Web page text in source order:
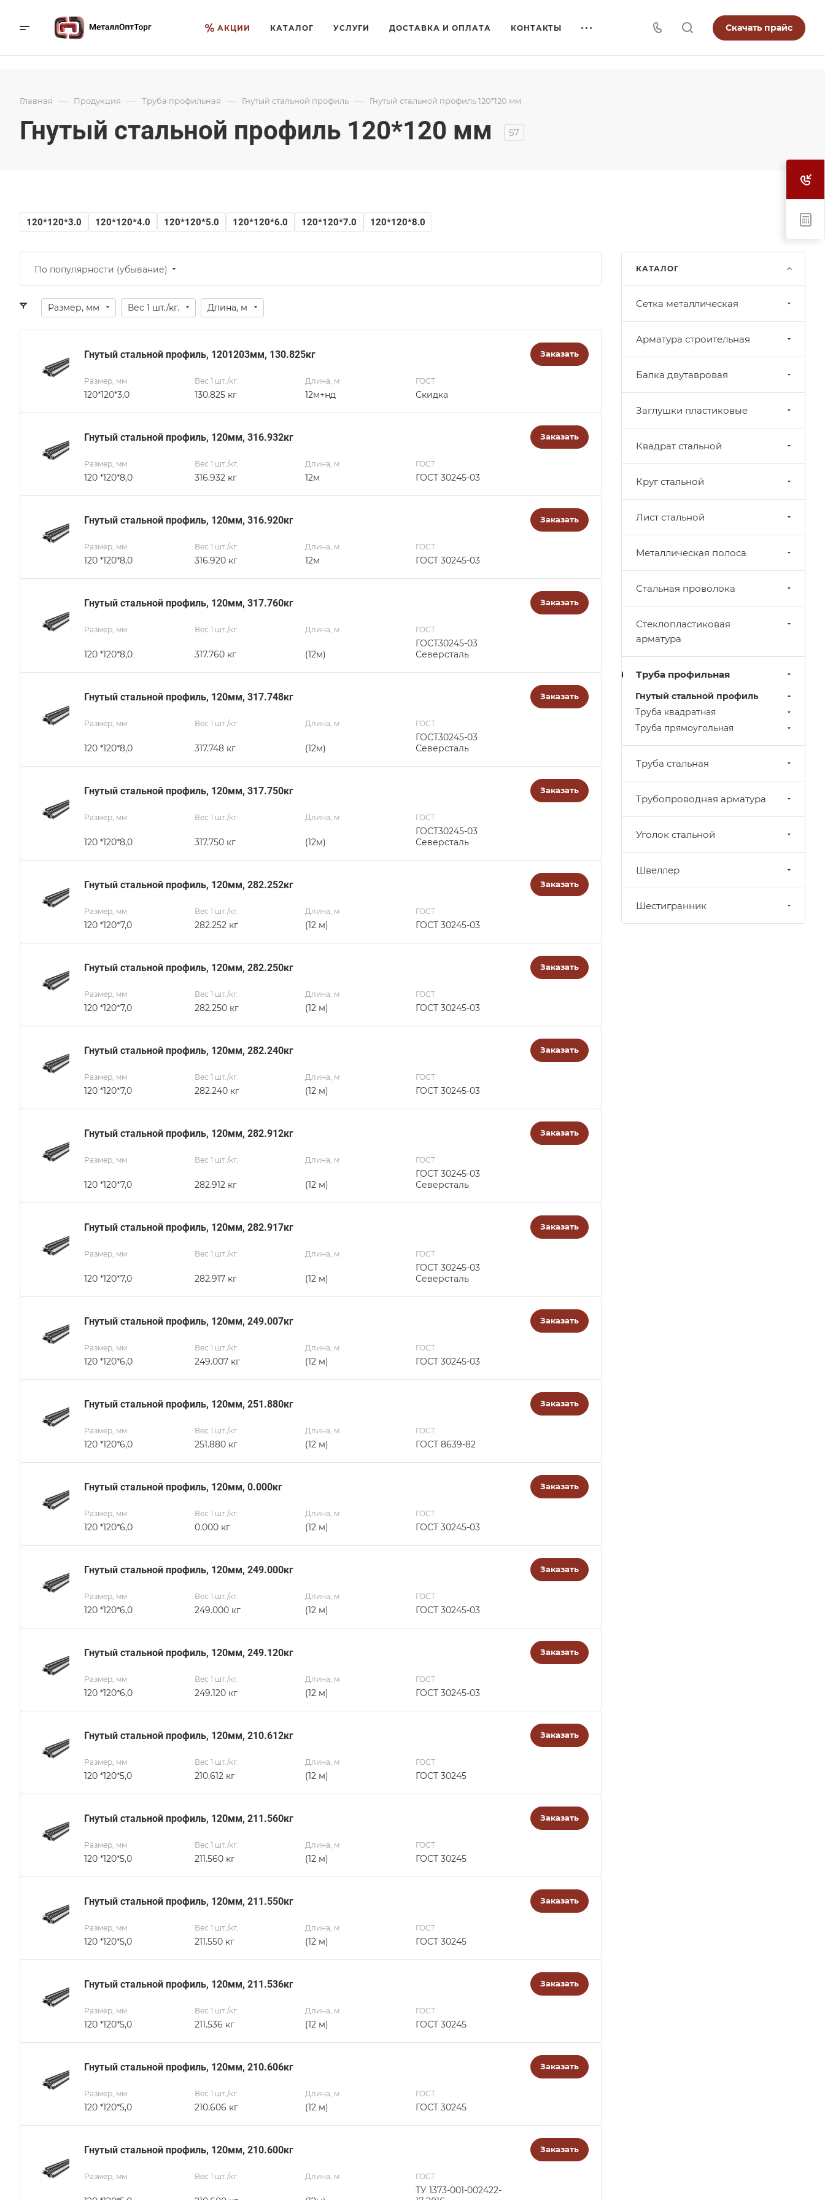
АКЦИИ КАТАЛОГ УСЛУГИ ДОСТАВКА И ОПЛАТА КОНТАКТЫ Скачать прайс
Главная — Продукция — Труба профильная — Гнутый стальной профиль — Гнутый стальной профиль 120*120 мм
Гнутый стальной профиль 120*120 мм 57
120*120*3.0 120*120*4.0 120*120*5.0 120*120*6.0 120*120*7.0 120*120*8.0
По популярности (убывание)
Размер, мм Вес 1 шт./кг. Длина, м
Гнутый стальной профиль, 1201203мм, 130.825кг Заказать
Размер, мм
120*120*3,0
Вес 1 шт./кг.
130.825 кг
Длина, м
12м+нд
ГОСТ
Скидка
Гнутый стальной профиль, 120мм, 316.932кг Заказать
Размер, мм
120 *120*8,0
Вес 1 шт./кг.
316.932 кг
Длина, м
12м
ГОСТ
ГОСТ 30245-03
Гнутый стальной профиль, 120мм, 316.920кг Заказать
Размер, мм
120 *120*8,0
Вес 1 шт./кг.
316.920 кг
Длина, м
12м
ГОСТ
ГОСТ 30245-03
Гнутый стальной профиль, 120мм, 317.760кг Заказать
Размер, мм
120 *120*8,0
Вес 1 шт./кг.
317.760 кг
Длина, м
(12м)
ГОСТ
ГОСТ30245-03
Северсталь
Гнутый стальной профиль, 120мм, 317.748кг Заказать
Размер, мм
120 *120*8,0
Вес 1 шт./кг.
317.748 кг
Длина, м
(12м)
ГОСТ
ГОСТ30245-03
Северсталь
Гнутый стальной профиль, 120мм, 317.750кг Заказать
Размер, мм
120 *120*8,0
Вес 1 шт./кг.
317.750 кг
Длина, м
(12м)
ГОСТ
ГОСТ30245-03
Северсталь
Гнутый стальной профиль, 120мм, 282.252кг Заказать
Размер, мм
120 *120*7,0
Вес 1 шт./кг.
282.252 кг
Длина, м
(12 м)
ГОСТ
ГОСТ 30245-03
Гнутый стальной профиль, 120мм, 282.250кг Заказать
Размер, мм
120 *120*7,0
Вес 1 шт./кг.
282.250 кг
Длина, м
(12 м)
ГОСТ
ГОСТ 30245-03
Гнутый стальной профиль, 120мм, 282.240кг Заказать
Размер, мм
120 *120*7,0
Вес 1 шт./кг.
282.240 кг
Длина, м
(12 м)
ГОСТ
ГОСТ 30245-03
Гнутый стальной профиль, 120мм, 282.912кг Заказать
Размер, мм
120 *120*7,0
Вес 1 шт./кг.
282.912 кг
Длина, м
(12 м)
ГОСТ
ГОСТ 30245-03
Северсталь
Гнутый стальной профиль, 120мм, 282.917кг Заказать
Размер, мм
120 *120*7,0
Вес 1 шт./кг.
282.917 кг
Длина, м
(12 м)
ГОСТ
ГОСТ 30245-03
Северсталь
Гнутый стальной профиль, 120мм, 249.007кг Заказать
Размер, мм
120 *120*6,0
Вес 1 шт./кг.
249.007 кг
Длина, м
(12 м)
ГОСТ
ГОСТ 30245-03
Гнутый стальной профиль, 120мм, 251.880кг Заказать
Размер, мм
120 *120*6,0
Вес 1 шт./кг.
251.880 кг
Длина, м
(12 м)
ГОСТ
ГОСТ 8639-82
Гнутый стальной профиль, 120мм, 0.000кг Заказать
Размер, мм
120 *120*6,0
Вес 1 шт./кг.
0.000 кг
Длина, м
(12 м)
ГОСТ
ГОСТ 30245-03
Гнутый стальной профиль, 120мм, 249.000кг Заказать
Размер, мм
120 *120*6,0
Вес 1 шт./кг.
249.000 кг
Длина, м
(12 м)
ГОСТ
ГОСТ 30245-03
Гнутый стальной профиль, 120мм, 249.120кг Заказать
Размер, мм
120 *120*6,0
Вес 1 шт./кг.
249.120 кг
Длина, м
(12 м)
ГОСТ
ГОСТ 30245-03
Гнутый стальной профиль, 120мм, 210.612кг Заказать
Размер, мм
120 *120*5,0
Вес 1 шт./кг.
210.612 кг
Длина, м
(12 м)
ГОСТ
ГОСТ 30245
Гнутый стальной профиль, 120мм, 211.560кг Заказать
Размер, мм
120 *120*5,0
Вес 1 шт./кг.
211.560 кг
Длина, м
(12 м)
ГОСТ
ГОСТ 30245
Гнутый стальной профиль, 120мм, 211.550кг Заказать
Размер, мм
120 *120*5,0
Вес 1 шт./кг.
211.550 кг
Длина, м
(12 м)
ГОСТ
ГОСТ 30245
Гнутый стальной профиль, 120мм, 211.536кг Заказать
Размер, мм
120 *120*5,0
Вес 1 шт./кг.
211.536 кг
Длина, м
(12 м)
ГОСТ
ГОСТ 30245
Гнутый стальной профиль, 120мм, 210.606кг Заказать
Размер, мм
120 *120*5,0
Вес 1 шт./кг.
210.606 кг
Длина, м
(12 м)
ГОСТ
ГОСТ 30245
Гнутый стальной профиль, 120мм, 210.600кг Заказать
Размер, мм Вес 1 шт./кг. Длина, м ГОСТ
ТУ 1373-001-002422-
КАТАЛОГ
Cетка металлическая
Арматура строительная
Балка двутавровая
Заглушки пластиковые
Квадрат стальной
Круг стальной
Лист стальной
Металлическая полоса
Стальная проволока
Стеклопластиковая
арматура
Труба профильная
Гнутый стальной профиль
Труба квадратная
Труба прямоугольная
Труба стальная
Трубопроводная арматура
Уголок стальной
Швеллер
Шестигранник